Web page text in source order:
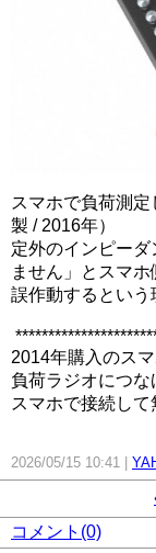
スマホで負荷測定
製 / 2016年）
定外のインピー
ません」とスマ
誤作動するという
2014年購入のス
負荷ラジオにつ
スマホで接続し
2026/05/15 10:41
コメント(0)